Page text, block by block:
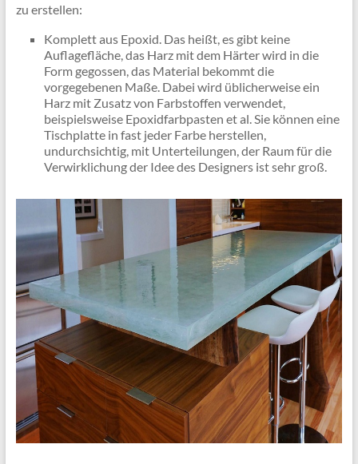
zu erstellen:
Komplett aus Epoxid. Das heißt, es gibt keine
Auflagefläche, das Harz mit dem Härter wird in die
Form gegossen, das Material bekommt die
vorgegebenen Maße. Dabei wird üblicherweise ein
Harz mit Zusatz von Farbstoffen verwendet,
beispielsweise Epoxidfarbpasten et al. Sie können eine
Tischplatte in fast jeder Farbe herstellen,
undurchsichtig, mit Unterteilungen, der Raum für die
Verwirklichung der Idee des Designers ist sehr groß.